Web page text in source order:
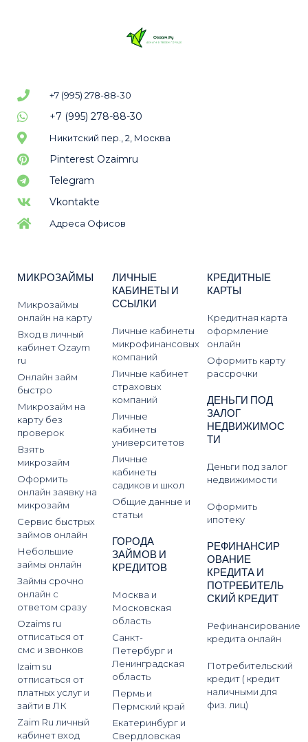
+7 (995) 278-88-30
+7 (995) 278-88-30
Никитский пер., 2, Москва
Pinterest Ozaimru
Telegram
Vkontakte
Адреса Офисов
МИКРОЗАЙМЫ
Микрозаймы
онлайн на карту
Вход в личный
кабинет Ozaym
ru
Онлайн займ
быстро
Микрозайм на
карту без
проверок
Взять
микрозайм
Оформить
онлайн заявку на
микрозайм
Сервис быстрых
займов онлайн
Небольшие
займы онлайн
Займы срочно
онлайн с
ответом сразу
Ozaims ru
отписаться от
смс и звонков
Izaim su
отписаться от
платных услуг и
зайти в ЛК
Zaim Ru личный
кабинет вход
ЛИЧНЫЕ
КАБИНЕТЫ И
ССЫЛКИ
Личные кабинеты
микрофинансовых
компаний
Личные кабинет
страховых
компаний
Личные
кабинеты
университетов
Личные
кабинеты
садиков и школ
Общие данные и
статьи
ГОРОДА
ЗАЙМОВ И
КРЕДИТОВ
Москва и
Московская
область
Санкт-
Петербург и
Ленинградская
область
Пермь и
Пермский край
Екатеринбург и
Свердловская
КРЕДИТНЫЕ
КАРТЫ
Кредитная карта
оформление
онлайн
Оформить карту
рассрочки
ДЕНЬГИ ПОД
ЗАЛОГ
НЕДВИЖИМОС
ТИ
Деньги под залог
недвижимости
Оформить
ипотеку
РЕФИНАНСИР
ОВАНИЕ
КРЕДИТА И
ПОТРЕБИТЕЛЬ
СКИЙ КРЕДИТ
Рефинансирование
кредита онлайн
Потребительский
кредит ( кредит
наличными для
физ. лиц)